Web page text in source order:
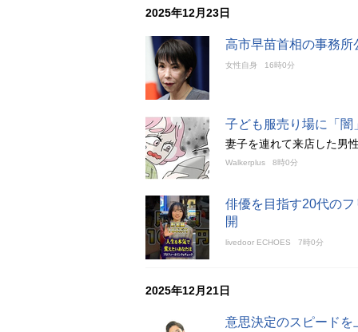
2025年12月23日
高市早苗首相の事務
女性自身 16時0分
子ども服売り場に「
妻子を連れて来店した男
Walkerplus 8時0分
俳優を目指す20代の
開
livedoor ECHOES 7時0分
2025年12月21日
意思決定のスピード